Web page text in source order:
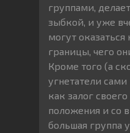
группами,
зыбкой, и уже
могут оказаться
границы, чего
Кроме того (а
угнетатели
как залог
положения и со
большая группа